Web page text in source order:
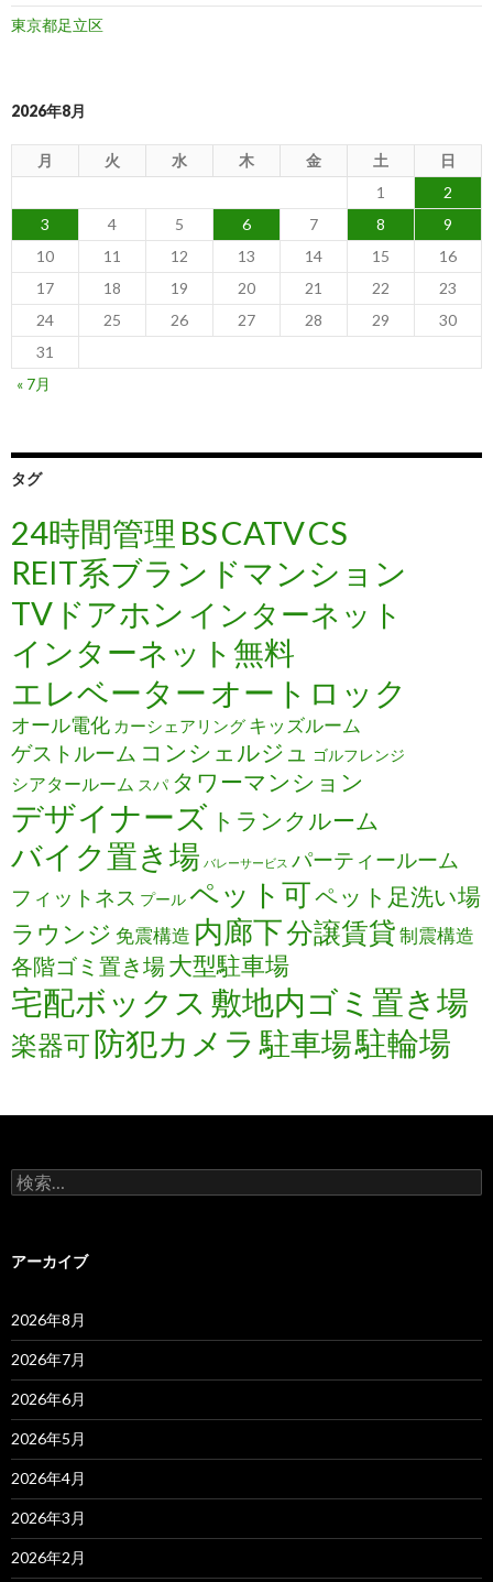
東京都足立区
2026年8月
月 火 水 木 金 土
日
1
2
3
4 5 6 7 8
9
10
11 12 13 14 15
16
17
18 19 20 21 22
23
24
25 26 27 28 29
30
31
« 7月
タグ
24時間管理 BSCATVCS
REIT系ブランドマンション
TVドアホン インターネット
インターネット無料
エレベーター オートロック
オール電化 カーシェアリング キッズルーム
ゲストルーム コンシェルジュ ゴルフレンジ
シアタールーム スパ タワーマンション
デザイナーズ トランクルーム
バイク置き場 バレーサービス パーティールーム
フィットネス プールペット可ペット足洗い場
ラウンジ 免震構造 内廊下分譲賃貸制震構造
各階ゴミ置き場大型駐車場
宅配ボックス 敷地内ゴミ置き場
楽器可防犯カメラ 駐車場駐輪場
検
索:
アーカイブ
2026年8月
2026年7月
2026年6月
2026年5月
2026年4月
2026年3月
2026年2月